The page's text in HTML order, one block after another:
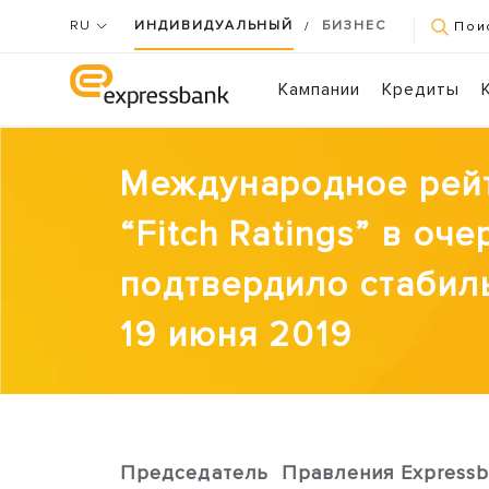
RU ИНДИВИДУАЛЬНЫЙ / БИЗНЕС
Кампании Кредиты
Международное
“Fitch Ratings” в
подтвердило
19 июня 2019
Председатель Правления